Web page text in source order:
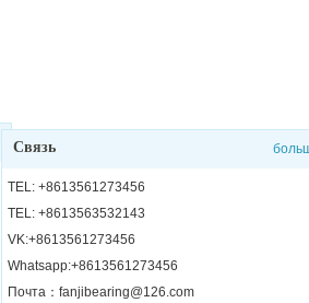
Связь
TEL: +8613561273456
TEL: +8613563532143
VK:+8613561273456
Whatsapp:+8613561273456
Почта：fanjibearing@126.com